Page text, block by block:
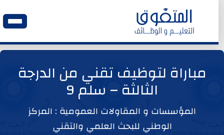
ابحث عن وظيفة
مباراة لتوظيف تقني من الدرجة
الثالثة – سلم 9
المؤسسات و المقاولات العمومية : المركز
الوطني للبحث العلمي والتقني